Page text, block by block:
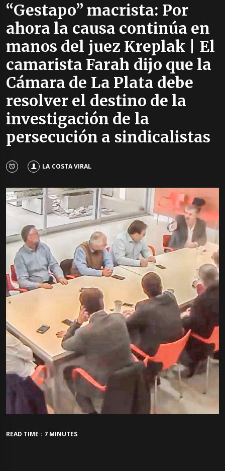
“Gestapo” macrista: Por
ahora la causa continúa en
manos del juez Kreplak | El
camarista Farah dijo que la
Cámara de La Plata debe
resolver el destino de la
investigación de la
persecución a sindicalistas
LA COSTA VIRAL
READ TIME : 7 MINUTES